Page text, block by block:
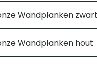
Wandplanken zwart
Wandplanken hout